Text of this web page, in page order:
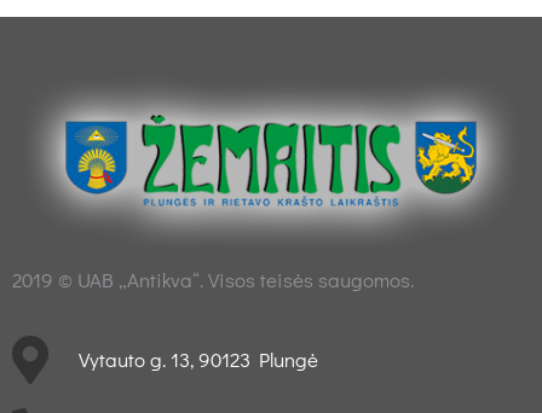
2019 © UAB „Antikva“. Visos teisės saugomos.
Vytauto g. 13, 90123 Plungė